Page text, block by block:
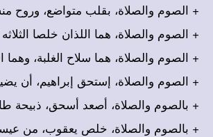
+ الصوم والصلاة، بقلب متواضع، وروح
+ الصوم والصلاة، هما اللذان خلصا
+ الصوم والصلاة، هما سلاح الغلبة،
+ الصوم والصلاة، إستحق إبراهيم، أن
+ بالصوم والصلاة، أصعد أسحق، ذبيحة
+ بالصوم والصلاة، خلص يعقوب، من